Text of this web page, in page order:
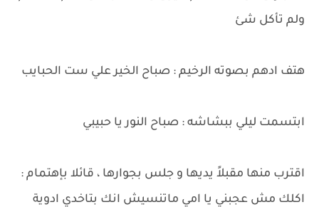
ولم تأكل شئ
هتف ادهم بصوته الرخيم : صباح الخير علي ست الحبايب
ابتسمت ليلي ببشاشه : صباح النور يا حبيبي
اقترب منها مقبلاً يديها و جلس بجوارها ، قائلا بإهتمام :
اكلك مش عجبني يا امي ماتنسيش انك بتاخدي ادوية